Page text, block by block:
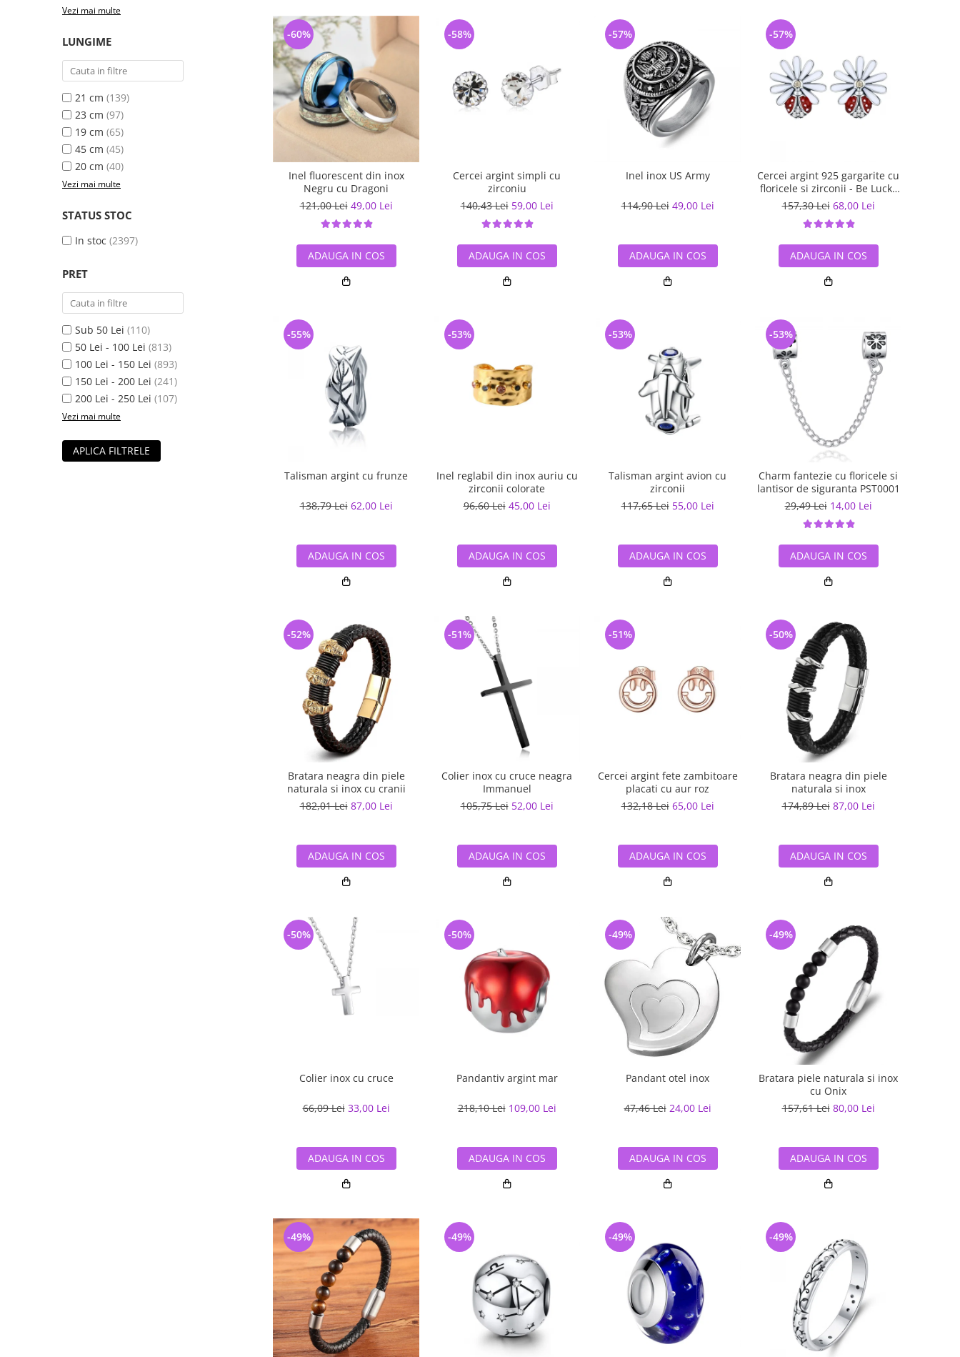
Vezi mai multe
LUNGIME
21 cm (139)
23 cm (97)
19 cm (65)
45 cm (45)
20 cm (40)
Vezi mai multe
STATUS STOC
In stoc (2397)
PRET
Sub 50 Lei (110)
50 Lei - 100 Lei (813)
100 Lei - 150 Lei (893)
150 Lei - 200 Lei (241)
200 Lei - 250 Lei (107)
Vezi mai multe
APLICA FILTRELE
Inel fluorescent din inox
Negru cu Dragoni
121,00 Lei 49,00 Lei
-60%
ADAUGA IN COS
Cercei argint simpli cu
zirconiu
140,43 Lei 59,00 Lei
-58%
ADAUGA IN COS
Inel inox US Army
114,90 Lei 49,00 Lei
-57%
ADAUGA IN COS
Cercei argint 925 gargarite cu
floricele si zirconii - Be Lucky
EST0022
157,30 Lei 68,00 Lei
-57%
ADAUGA IN COS
Talisman argint cu frunze
138,79 Lei 62,00 Lei
-55%
ADAUGA IN COS
Inel reglabil din inox auriu cu
zirconii colorate
96,60 Lei 45,00 Lei
-53%
ADAUGA IN COS
Talisman argint avion cu
zirconii
117,65 Lei 55,00 Lei
-53%
ADAUGA IN COS
Charm fantezie cu floricele si
lantisor de siguranta PST0001
29,49 Lei 14,00 Lei
-53%
ADAUGA IN COS
Bratara neagra din piele
naturala si inox cu cranii
182,01 Lei 87,00 Lei
-52%
ADAUGA IN COS
Colier inox cu cruce neagra
Immanuel
105,75 Lei 52,00 Lei
-51%
ADAUGA IN COS
Cercei argint fete zambitoare
placati cu aur roz
132,18 Lei 65,00 Lei
-51%
ADAUGA IN COS
Bratara neagra din piele
naturala si inox
174,89 Lei 87,00 Lei
-50%
ADAUGA IN COS
Colier inox cu cruce
66,09 Lei 33,00 Lei
-50%
ADAUGA IN COS
Pandantiv argint mar
218,10 Lei 109,00 Lei
-50%
ADAUGA IN COS
Pandant otel inox
47,46 Lei 24,00 Lei
-49%
ADAUGA IN COS
Bratara piele naturala si inox
cu Onix
157,61 Lei 80,00 Lei
-49%
ADAUGA IN COS
-49% -49% -49% -49%